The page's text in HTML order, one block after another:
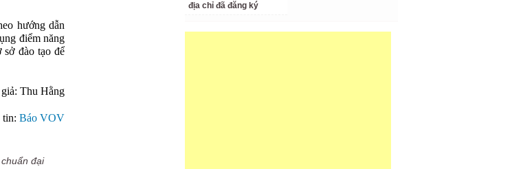
hướng dẫn
điểm năng
đào tạo để
Thu Hằng
tin: Báo VOV
đại
địa chỉ đã đăng ký